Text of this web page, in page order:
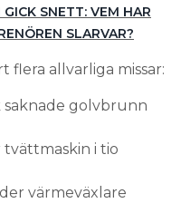
SNETT: VEM HAR
SLARVAR?
flera allvarliga missar:
golvbrunn
tvättmaskin i tio
värmeväxlare